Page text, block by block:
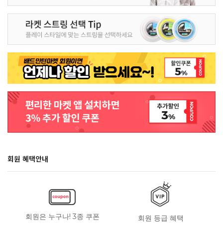
회원 혜택안내
회원은 누구나! 3종 쿠폰 회원 등급 혜택